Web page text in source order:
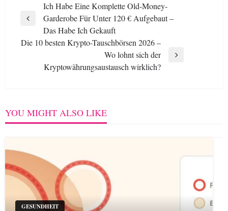
navigation
Previous
Ich Habe Eine Komplette Old-Money-
Garderobe Für Unter 120 € Aufgebaut –
Das Habe Ich Gekauft
Die 10 besten Krypto-Tauschbörsen 2026 –
Wo lohnt sich der
Kryptowährungsaustausch wirklich?
YOU MIGHT ALSO LIKE
GESUNDHEIT